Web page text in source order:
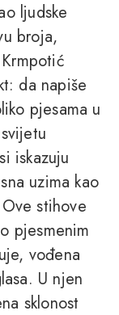
ljudske
broja,
da napiše
pjesama u
iskazuju
uzima kao
stihove
pjesmenim
vođena
U njen
sklonost